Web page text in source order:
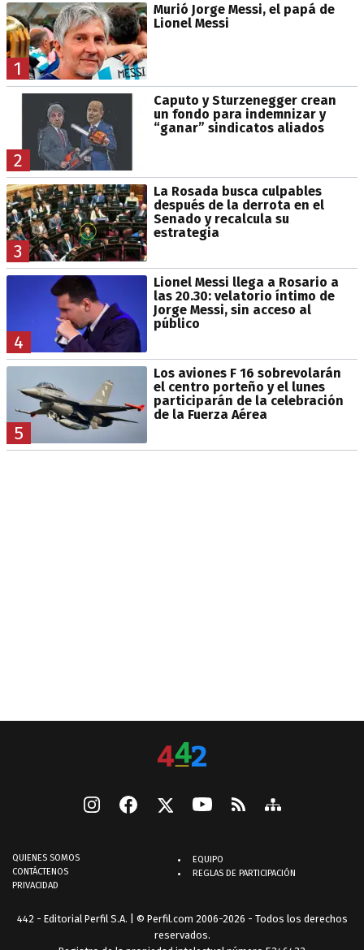
1
Murió Jorge Messi, el papá de
Lionel Messi
2
Caputo y Sturzenegger crean
un fondo para indemnizar y
“ganar” sindicatos aliados
3
La Rosada busca culpables
después de la derrota en el
Senado y recalcula su
estrategia
4
Lionel Messi llega a Rosario a
las 20.30: velatorio íntimo de
Jorge Messi, sin acceso al
público
5
Los aviones F 16 sobrevolarán
el centro porteño y el lunes
participarán de la celebración
de la Fuerza Aérea
QUIENES SOMOS
CONTÁCTENOS
PRIVACIDAD
EQUIPO
REGLAS DE PARTICIPACIÓN
442 - Editorial Perfil S.A. | © Perfil.com 2006-2026 - Todos los derechos
reservados.